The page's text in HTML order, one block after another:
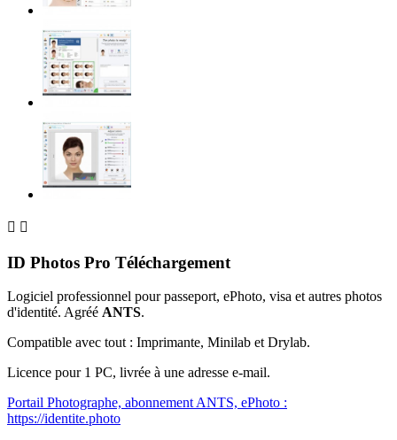
 
ID Photos Pro Téléchargement
Logiciel professionnel pour passeport, ePhoto, visa et autres photos
d'identité. Agréé ANTS.
Compatible avec tout : Imprimante, Minilab et Drylab.
Licence pour 1 PC, livrée à une adresse e-mail.
Portail Photographe, abonnement ANTS, ePhoto :
https://identite.photo